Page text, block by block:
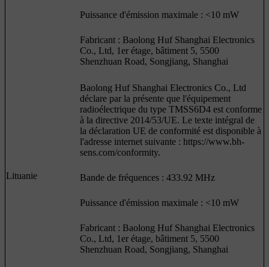
Puissance d'émission maximale : <10 mW
Fabricant : Baolong Huf Shanghai Electronics
Co., Ltd, 1er étage, bâtiment 5, 5500
Shenzhuan Road, Songjiang, Shanghai
Lituanie
Baolong Huf Shanghai Electronics Co., Ltd
déclare par la présente que l'équipement
radioélectrique du type TMSS6D4 est conforme
à la directive 2014/53/UE. Le texte intégral de
la déclaration UE de conformité est disponible à
l'adresse internet suivante : https://www.bh-
sens.com/conformity.
Bande de fréquences : 433.92 MHz
Puissance d'émission maximale : <10 mW
Fabricant : Baolong Huf Shanghai Electronics
Co., Ltd, 1er étage, bâtiment 5, 5500
Shenzhuan Road, Songjiang, Shanghai